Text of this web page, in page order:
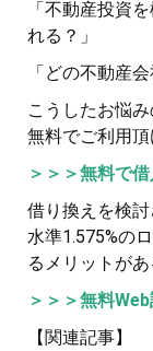
「不動産投資
れる？」
「どの不動産
こうしたお悩
無料でご利用頂
＞＞＞無料で
借り換えを検
水準1.575%の
るメリットが
＞＞＞無料
【関連記事】